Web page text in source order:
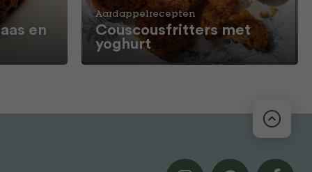
en
Aardappelrecepten
Couscousfritters met
yoghurt